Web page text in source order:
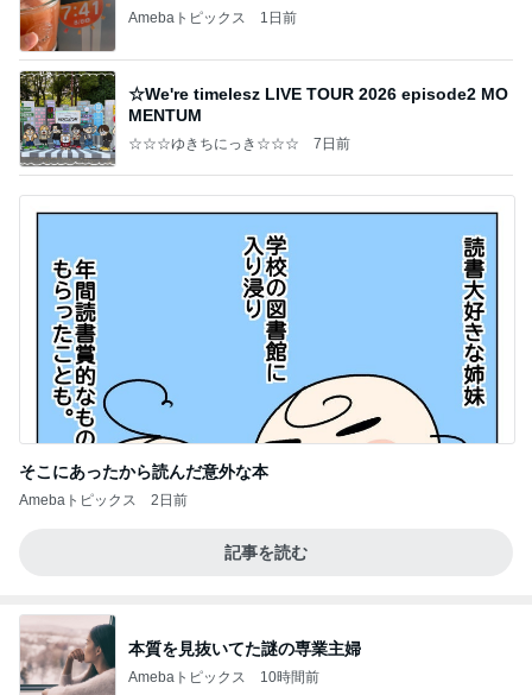
Amebaトピックス 1日前
☆We're timelesz LIVE TOUR 2026 episode2 MO
MENTUM
☆☆☆ゆきちにっき☆☆☆ 7日前
そこにあったから読んだ意外な本
Amebaトピックス 2日前
記事を読む
本質を見抜いてた謎の専業主婦
Amebaトピックス 10時間前